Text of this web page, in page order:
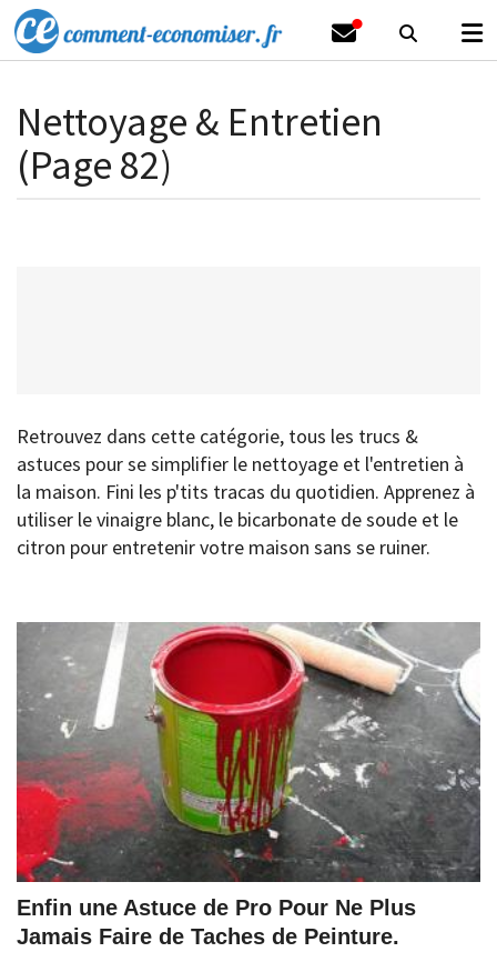
Nettoyage & Entretien
(Page 82)
Retrouvez dans cette catégorie, tous les trucs &
astuces pour se simplifier le nettoyage et l'entretien à
la maison. Fini les p'tits tracas du quotidien. Apprenez à
utiliser le vinaigre blanc, le bicarbonate de soude et le
citron pour entretenir votre maison sans se ruiner.
Enfin une Astuce de Pro Pour Ne Plus
Jamais Faire de Taches de Peinture.